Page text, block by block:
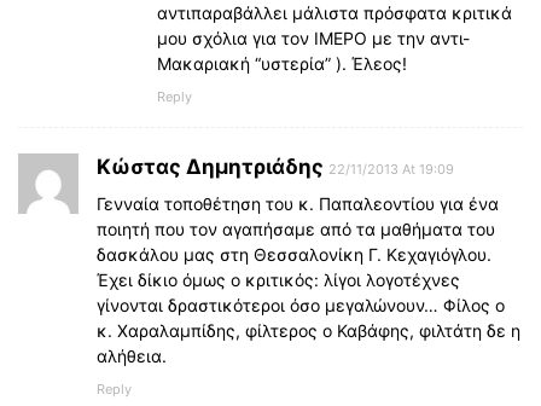
αντιπαραβάλλει μάλιστα πρόσφατα κριτικά
μου σχόλια για τον ΙΜΕΡΟ με την αντι-
Μακαριακή “υστερία” ). Έλεος!
Reply
Κώστας Δημητριάδης 22/11/2013 At 19:09
Γενναία τοποθέτηση του κ. Παπαλεοντίου για ένα
ποιητή που τον αγαπήσαμε από τα μαθήματα του
δασκάλου μας στη Θεσσαλονίκη Γ. Κεχαγιόγλου.
Έχει δίκιο όμως ο κριτικός: λίγοι λογοτέχνες
γίνονται δραστικότεροι όσο μεγαλώνουν… Φίλος ο
κ. Χαραλαμπίδης, φίλτερος ο Καβάφης, φιλτάτη δε η
αλήθεια.
Reply